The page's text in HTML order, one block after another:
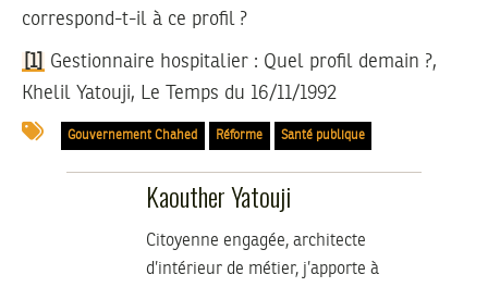
correspond-t-il à ce profil ?
[1]
Gestionnaire hospitalier : Quel profil demain ?,
Khelil Yatouji, Le Temps du 16/11/1992
Gouvernement Chahed Réforme Santé publique
Kaouther Yatouji
Citoyenne engagée, architecte
d’intérieur de métier, j’apporte à